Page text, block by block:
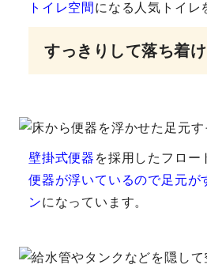
トイレ空間 になる人気トイレ
すっきりして落ち着
壁掛式便器 を採用したフロー
便器が浮いているので足元が
ンになっています。